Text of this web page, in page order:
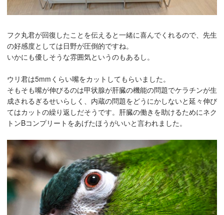
フク丸君が回復したことを伝えると一緒に喜んでくれるので、先生
の好感度としては日野が圧倒的ですね。
いかにも優しそうな雰囲気というのもあるし。
ウリ君は5mmくらい嘴をカットしてもらいました。
そもそも嘴が伸びるのは甲状腺が肝臓の機能の問題でケラチンが生
成されるぎるせいらしく、内蔵の問題をどうにかしないと延々伸び
てはカットの繰り返しだそうです。肝臓の働きを助けるためにネク
トンBコンプリートをあげたほうがいいと言われました。